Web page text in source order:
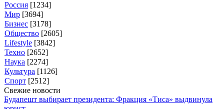
Россия [1234]
Мир [3694]
Бизнес [3178]
Общество [2605]
Lifestyle [3842]
Техно [2652]
Наука [2274]
Культура [1126]
Спорт [2512]
Свежие новости
Будапешт выбирает президента: Фракция «Тиса» выдвинула